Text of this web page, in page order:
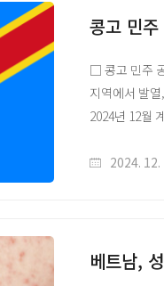
WHO Ebola
https://
WHO Ervebo
https://
FDA
WHO 후보 치
https://
WHO IHR
연구팀은 항
개발 속도가
기후 변화로
원문 링크 | 배
콩고 민
□ 콩고 민주
지역에서 발
2024년 12월
아동이 해당
실험실 내 검
2024. 12.
베트남,